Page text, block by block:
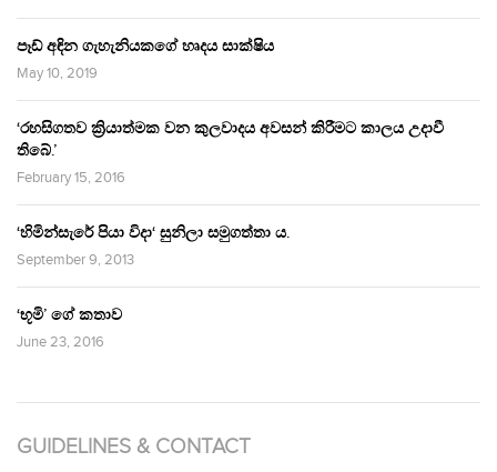
පෑඩ් අඳින ගැහැනියකගේ හෘදය සාක්ෂිය
May 10, 2019
‘රහසිගතව ක්‍රියාත්මක වන කුලවාදය අවසන් කිරීමට කාලය උදාවී
තිබේ.’
February 15, 2016
‘හිමින්සැරේ පියා විදා‘ සුනිලා සමුගත්තා ය.
September 9, 2013
‘භූමි’ ගේ කතාව
June 23, 2016
GUIDELINES & CONTACT